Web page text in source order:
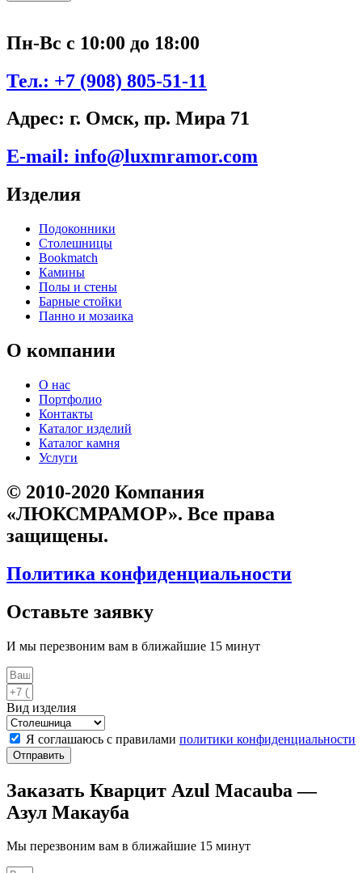
Пн-Вс с 10:00 до 18:00
Тел.: +7 (908) 805-51-11
Адрес: г. Омск, пр. Мира 71
E-mail: info@luxmramor.com
Изделия
Подоконники
Столешницы
Bookmatch
Камины
Полы и стены
Барные стойки
Панно и мозаика
О компании
О нас
Портфолио
Контакты
Каталог изделий
Каталог камня
Услуги
© 2010-2020 Компания
«ЛЮКСМРАМОР». Все права
защищены.
Политика конфиденциальности
Оставьте заявку
И мы перезвоним вам в ближайшие 15 минут
Вид изделия
Я соглашаюсь с правилами политики конфиденциальности
Отправить
Заказать Кварцит Azul Macauba —
Азул Макауба
Мы перезвоним вам в ближайшие 15 минут